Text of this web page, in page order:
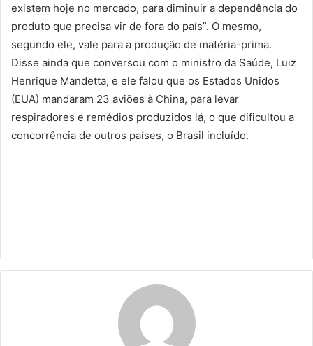
existem hoje no mercado, para diminuir a dependência do
produto que precisa vir de fora do país”. O mesmo,
segundo ele, vale para a produção de matéria-prima.
Disse ainda que conversou com o ministro da Saúde, Luiz
Henrique Mandetta, e ele falou que os Estados Unidos
(EUA) mandaram 23 aviões à China, para levar
respiradores e remédios produzidos lá, o que dificultou a
concorrência de outros países, o Brasil incluído.